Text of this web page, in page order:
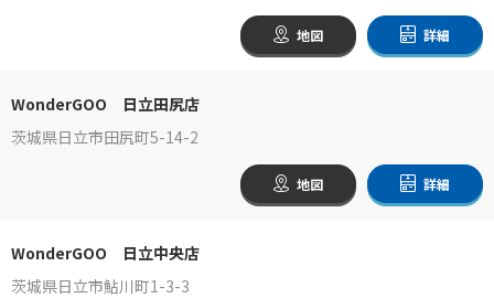
地図 詳細
WonderGOO 日立田尻店
茨城県日立市田尻町5-14-2
地図 詳細
WonderGOO 日立中央店
茨城県日立市鮎川町1-3-3